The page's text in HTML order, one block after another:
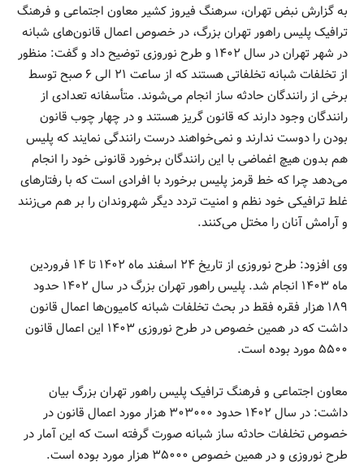
به گزارش نبض تهران، سرهنگ فیروز کشیر معاون اجتماعی و فرهنگ
ترافیک پلیس راهور تهران بزرگ، در خصوص اعمال قانون‌های شبانه
در شهر تهران در سال ۱۴۰۲ و طرح نوروزی توضیح داد و گفت: منظور
از تخلفات شبانه تخلفاتی هستند که از ساعت ۲۱ الی ۶ صبح توسط
برخی از رانندگان حادثه ساز انجام می‌شوند. متأسفانه تعدادی از
رانندگان وجود دارند که قانون گریز هستند و در چهار چوب قانون
بودن را دوست ندارند و نمی‌خواهند درست رانندگی نمایند که پلیس
هم بدون هیچ اغماضی با این رانندگان برخورد قانونی خود را انجام
می‌دهد چرا که خط قرمز پلیس برخورد با افرادی است که با رفتارهای
غلط ترافیکی خود نظم و امنیت تردد دیگر شهروندان را بر هم می‌زنند
و آرامش آنان را مختل می‌کنند.
وی افزود: طرح نوروزی از تاریخ ۲۴ اسفند ماه ۱۴۰۲ تا ۱۴ فروردین
ماه ۱۴۰۳ انجام شد. پلیس راهور تهران بزرگ در سال ۱۴۰۲ حدود
۱۸۹ هزار فقره فقط در بحث تخلفات شبانه کامیون‌ها اعمال قانون
داشت که در همین خصوص در طرح نوروزی ۱۴۰۳ این اعمال قانون
۵۵۰۰ مورد بوده است.
معاون اجتماعی و فرهنگ ترافیک پلیس راهور تهران بزرگ بیان
داشت: در سال ۱۴۰۲ حدود ۳۰۳۰۰۰ هزار مورد اعمال قانون در
خصوص تخلفات حادثه ساز شبانه صورت گرفته است که این آمار در
طرح نوروزی و در همین خصوص ۳۵۰۰۰ هزار مورد بوده است.